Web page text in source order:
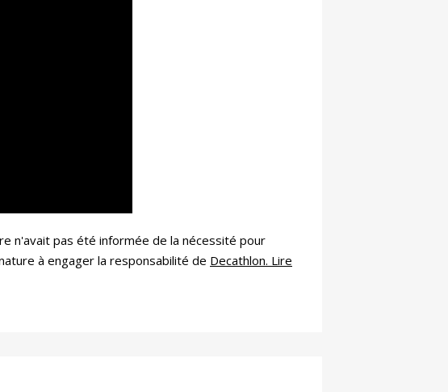
n'avait pas été informée de la nécessité pour
à engager la responsabilité de Decathlon. Lire